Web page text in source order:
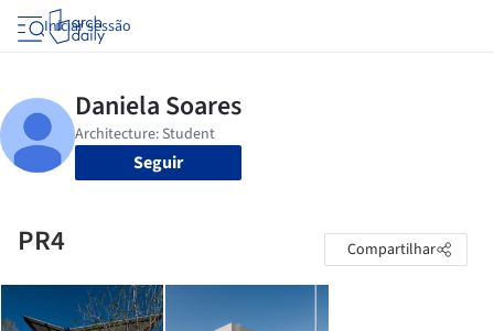
Iniciar sessão
Seguir
PR4 Compartilhar